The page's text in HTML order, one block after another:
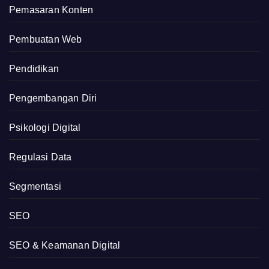
Pemasaran Konten
Pembuatan Web
Pendidikan
Pengembangan Diri
Psikologi Digital
Regulasi Data
Segmentasi
SEO
SEO & Keamanan Digital